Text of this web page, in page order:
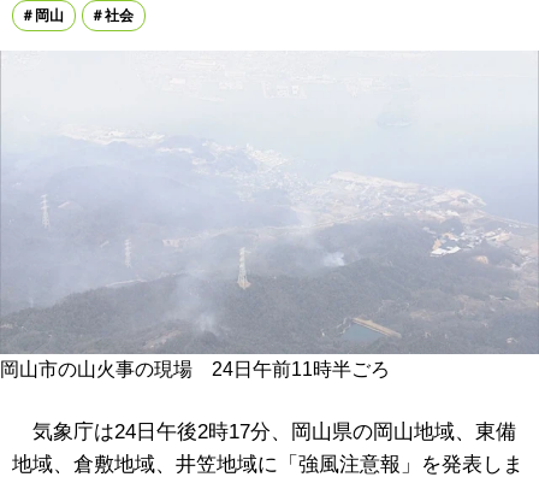
岡山
社会
岡山市の山火事の現場 24日午前11時半ごろ
気象庁は24日午後2時17分、岡山県の岡山地域、東備
地域、倉敷地域、井笠地域に「強風注意報」を発表しま